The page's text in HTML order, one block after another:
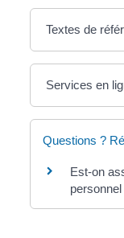
Textes de
Services en
Questions ?
Est-on